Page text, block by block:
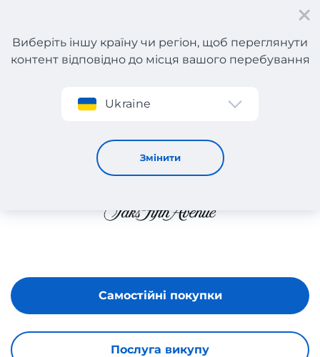
Реєстрація
Виберіть іншу країну чи регіон, щоб переглянути
контент відповідно до місця вашого перебування
Ukraine
Змінити
SAKS FIFTH AVENUE
Послуга викупу
Самостійні покупки